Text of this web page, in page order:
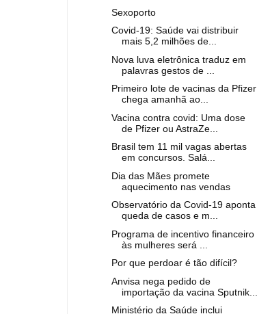
Sexoporto
Covid-19: Saúde vai distribuir
mais 5,2 milhões de...
Nova luva eletrônica traduz em
palavras gestos de ...
Primeiro lote de vacinas da Pfizer
chega amanhã ao...
Vacina contra covid: Uma dose
de Pfizer ou AstraZe...
Brasil tem 11 mil vagas abertas
em concursos. Salá...
Dia das Mães promete
aquecimento nas vendas
Observatório da Covid-19 aponta
queda de casos e m...
Programa de incentivo financeiro
às mulheres será ...
Por que perdoar é tão difícil?
Anvisa nega pedido de
importação da vacina Sputnik...
Ministério da Saúde inclui